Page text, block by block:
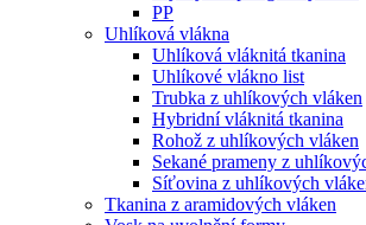
PP
Uhlíková vlákna
Uhlíková vláknitá tkanina
Uhlíkové vlákno list
Trubka z uhlíkových vláken
Hybridní vláknitá tkanina
Rohož z uhlíkových vláken
Sekané prameny z
Síťovina z uhlíkových
Tkanina z aramidových vláken